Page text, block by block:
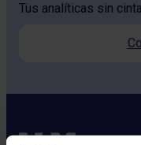
Tus analíticas sin